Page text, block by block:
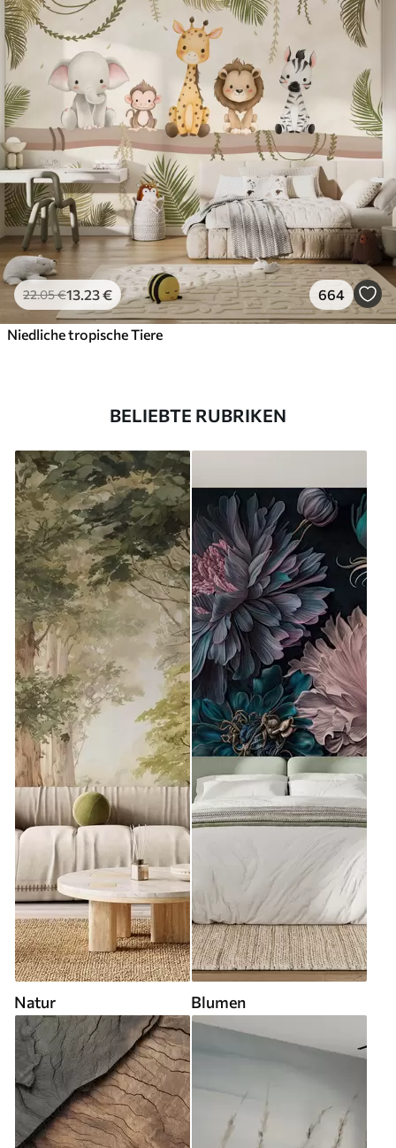
22.05€13 .23€ 664
Niedliche tropische Tiere
BELIEBTE RUBRIKEN
Natur Blumen